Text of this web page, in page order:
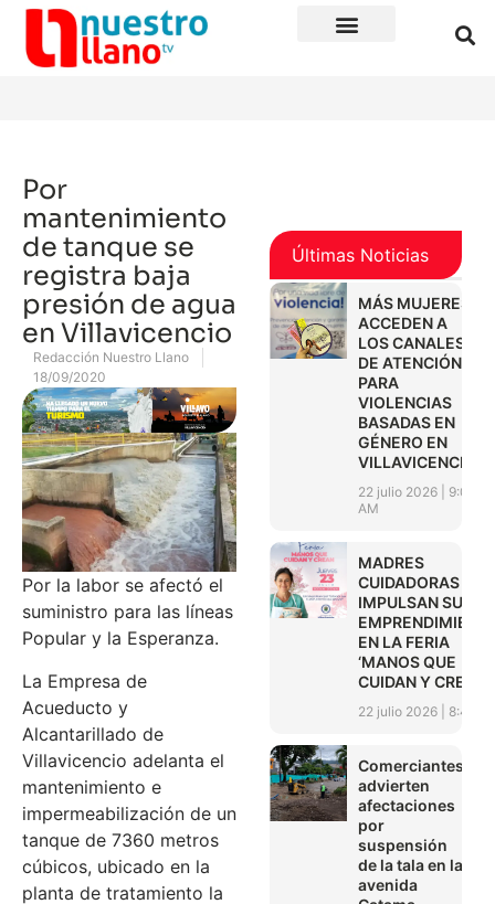
Por
mantenimiento
de tanque se
registra baja
presión de agua
en Villavicencio
Redacción Nuestro Llano
18/09/2020
Por la labor se afectó el
suministro para las líneas
Popular y la Esperanza.
La Empresa de
Acueducto y
Alcantarillado de
Villavicencio adelanta el
mantenimiento e
impermeabilización de un
tanque de 7360 metros
cúbicos, ubicado en la
planta de tratamiento la
Últimas Noticias
MÁS MUJERES
ACCEDEN A
LOS CANALES
DE ATENCIÓN
PARA
VIOLENCIAS
BASADAS EN
GÉNERO EN
VILLAVICENCIO
22 julio 2026
9:01
AM
MADRES
CUIDADORAS
IMPULSAN SUS
EN LA FERIA
‘MANOS QUE
CUIDAN Y CREAN’
22 julio 2026 8:45
Comerciantes
advierten
afectaciones
por
suspensión
de la tala en la
avenida